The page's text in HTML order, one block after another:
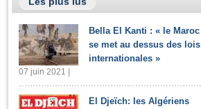
Bella El Kanti : « le Maroc
se met au dessus des lois
internationales »
07 juin 2021 |
El Djeïch: les Algériens